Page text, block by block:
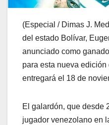
(Especial / Dimas J.
del estado Bolívar,
anunciado como
para esta nueva
entregará el 18 de
El galardón, que desde
jugador venezolano en